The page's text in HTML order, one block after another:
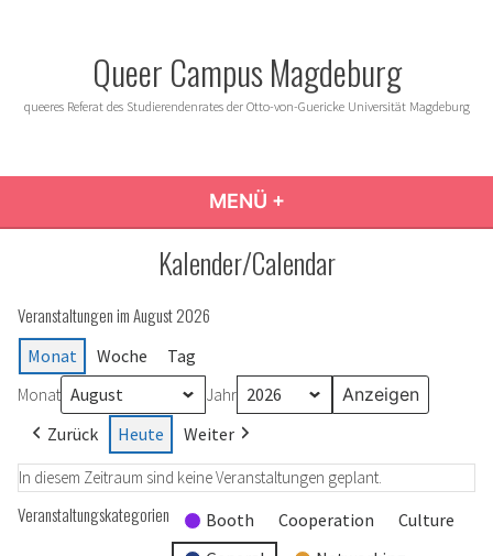
Queer Campus Magdeburg
queeres Referat des Studierendenrates der Otto-von-Guericke Universität Magdeburg
MENÜ +
Kalender/Calendar
Veranstaltungen im August 2026
Monat Woche Tag
Monat Jahr
Zurück Heute Weiter
In diesem Zeitraum sind keine Veranstaltungen geplant.
Veranstaltungskategorien Booth Cooperation
Culture